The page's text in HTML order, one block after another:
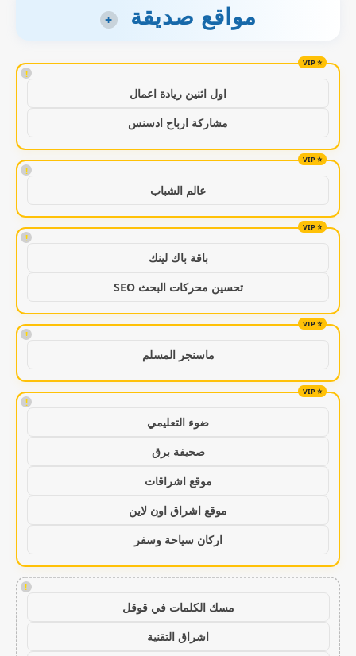
مواقع صديقة +
!
اول اثنين ريادة اعمال
مشاركة ارباح ادسنس
!
عالم الشباب
!
باقة باك لينك
تحسين محركات البحث SEO
!
ماسنجر المسلم
!
ضوء التعليمي
صحيفة برق
موقع اشراقات
موقع اشراق اون لاين
اركان سياحة وسفر
!
مسك الكلمات في قوقل
اشراق التقنية